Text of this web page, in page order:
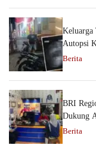
Keluarga
Autopsi
Berita
BRI
Dukung
Berita